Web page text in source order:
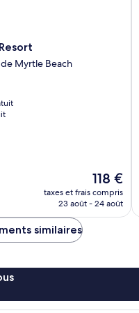
Myrtle Beach
Le
nouveau
prix
118 €
taxes et frais compris
23 août - 24 août
similaires